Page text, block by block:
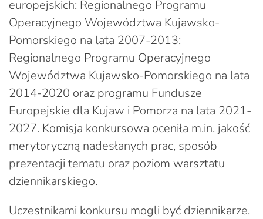
europejskich: Regionalnego Programu
Operacyjnego Województwa Kujawsko-
Pomorskiego na lata 2007-2013;
Regionalnego Programu Operacyjnego
Województwa Kujawsko-Pomorskiego na lata
2014-2020 oraz programu Fundusze
Europejskie dla Kujaw i Pomorza na lata 2021-
2027. Komisja konkursowa oceniła m.in. jakość
merytoryczną nadesłanych prac, sposób
prezentacji tematu oraz poziom warsztatu
dziennikarskiego.
Uczestnikami konkursu mogli być dziennikarze,